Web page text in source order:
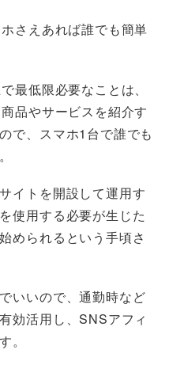
さえあれば誰でも簡単
最低限必要なことは、
品やサービスを紹介す
で、スマホ1台で誰でも
イトを開設して運用す
使用する必要が生じた
められるという手頃さ
いいので、通勤時など
効活用し、SNSアフィ
。